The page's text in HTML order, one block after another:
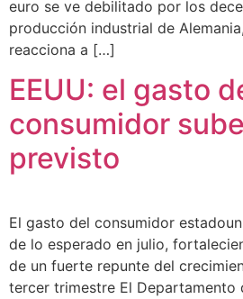
euro se ve debilitado por los
producción industrial de
reacciona a […]
EEUU: el gasto
consumidor
previsto
El gasto del consumidor
de lo esperado en julio,
de un fuerte repunte del
tercer trimestre El Departamento